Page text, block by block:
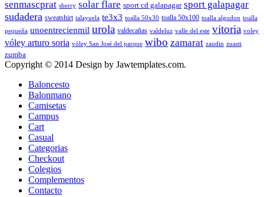
senmascprat sherry solar flare sport cd galapagar sport galapagar
sudadera sweatshirt talayuela te3x3 toalla 50x30 toalla 50x100 toalla algodon toalla
pequeña unoentrecienmil urola valdecañas valdeluz valle del este vitoria voley
vóley arturo soria vóley San José del parque wibo zamarat zaudin zuasti
zumba
Copyright © 2014 Design by Jawtemplates.com.
Baloncesto
Balonmano
Camisetas
Campus
Cart
Casual
Categorias
Checkout
Colegios
Complementos
Contacto